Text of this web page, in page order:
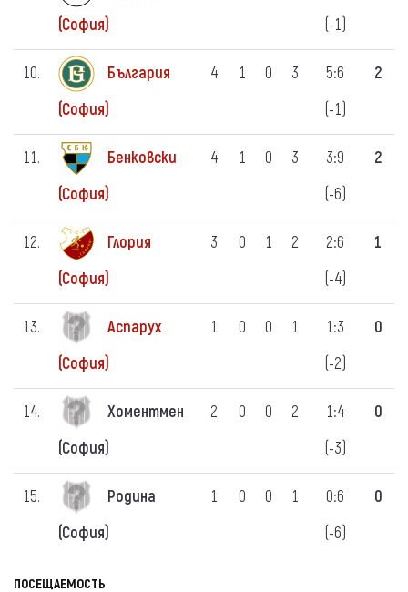
(София)
(-1)
10.
България
(София)
4 1 0 3
5:6
(-1)
2
11.
Бенковски
(София)
4 1 0 3
3:9
(-6)
2
12.
Глория
(София)
3 0 1 2
2:6
(-4)
1
13.
Аспарух
(София)
1 0 0 1
1:3
(-2)
0
14.
Хоментмен
(София)
2 0 0 2
1:4
(-3)
0
15.
Родина
(София)
1 0 0 1
0:6
(-6)
0
ПОСЕЩАЕМОСТЬ